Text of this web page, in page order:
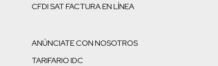
CFDI SAT FACTURA EN LÍNEA
ANÚNCIATE CON NOSOTROS
TARIFARIO IDC